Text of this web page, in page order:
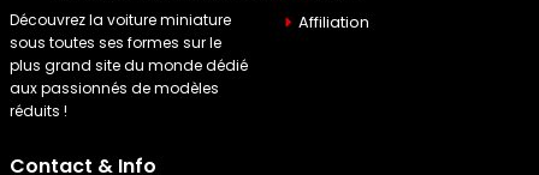
Découvrez la voiture miniature
sous toutes ses formes sur le
plus grand site du monde dédié
aux passionnés de modèles
réduits !
Affiliation
Contact & Info